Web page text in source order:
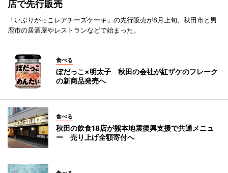
店で先行販売
「いぶりがっこレアチーズケーキ」の先行販売が8月上旬、秋田市と男
鹿市の居酒屋やレストランなどで始まった。
食べる
ぼだっこ×明太子 秋田の会社が紅ザケのフレーク
の新商品発売へ
食べる
秋田の飲食18店が熊本地震復興支援で共通メニュ
ー 売り上げ全額寄付へ